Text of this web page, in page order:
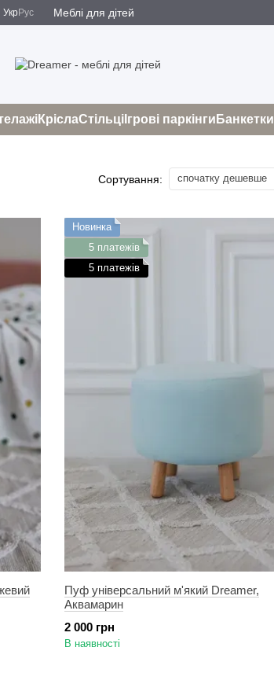
Укр Рус Меблі для дітей
КріслаСтільціІгрові паркінги Банкетки
Сортування: спочатку дешевше
Новинка
5 платежів
5 платежів
Пуф універсальний м'який Dreamer,
Аквамарин
2 000 грн
В наявності